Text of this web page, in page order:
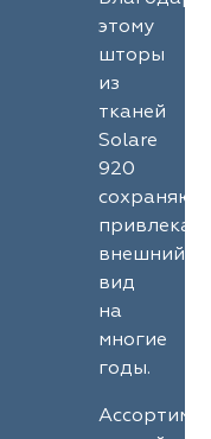
этому
шторы
из
тканей
Solare
920
сохраняют
внешний
вид
на
многие
годы.